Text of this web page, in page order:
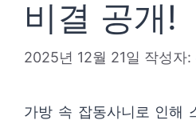
비결 공개!
2025년 12월 21일 작성자:
가방 속 잡동사니로 인해